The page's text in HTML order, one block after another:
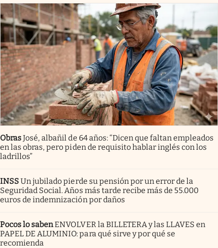
ObrasJosé, albañil de 64 años: “Dicen que faltan empleados
en las obras, pero piden de requisito hablar inglés con los
ladrillos”
INSSUn jubilado pierde su pensión por un error de la
Seguridad Social. Años más tarde recibe más de 55.000
euros de indemnización por daños
Pocos lo sabenENVOLVER la BILLETERA y las LLAVES en
PAPEL DE ALUMINIO: para qué sirve y por qué se
recomienda